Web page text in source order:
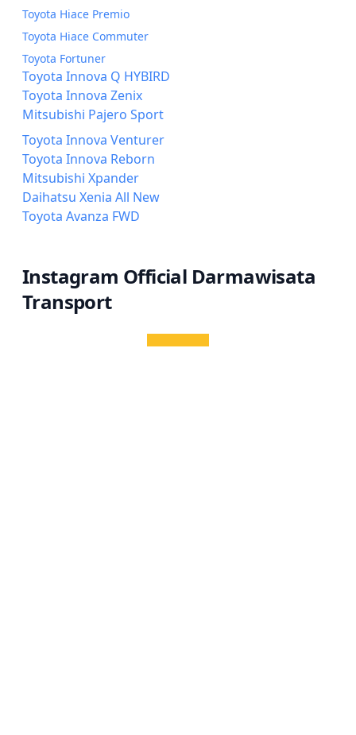
Toyota Hiace Premio
Toyota Hiace Commuter
Toyota Fortuner
Toyota Innova Q HYBIRD
Toyota Innova Zenix
Mitsubishi Pajero Sport
Toyota Innova Venturer
Toyota Innova Reborn
Mitsubishi Xpander
Daihatsu Xenia All New
Toyota Avanza FWD
Instagram Official Darmawisata
Transport